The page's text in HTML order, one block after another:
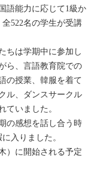
語能力 に応 じて1級か
全522名の学生が受講
ちは学期中 に参加 し
ら 、 言語教育院での
の授業、 韓服を着て
ル、
ダンスサークル
ていました 。
の感想を話 し合 う 時
に 入 りました 。
） に 開始される予定